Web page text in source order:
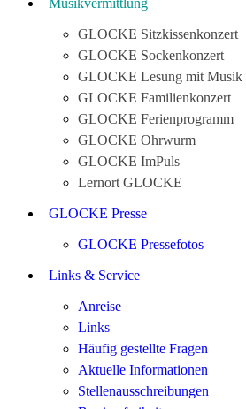
Musikvermittlung
GLOCKE Sitzkissenkonzert
GLOCKE Sockenkonzert
GLOCKE Lesung mit Musik
GLOCKE Familienkonzert
GLOCKE Ferienprogramm
GLOCKE Ohrwurm
GLOCKE ImPuls
Lernort GLOCKE
GLOCKE Presse
GLOCKE Pressefotos
Links & Service
Anreise
Links
Häufig gestellte Fragen
Aktuelle Informationen
Stellenausschreibungen